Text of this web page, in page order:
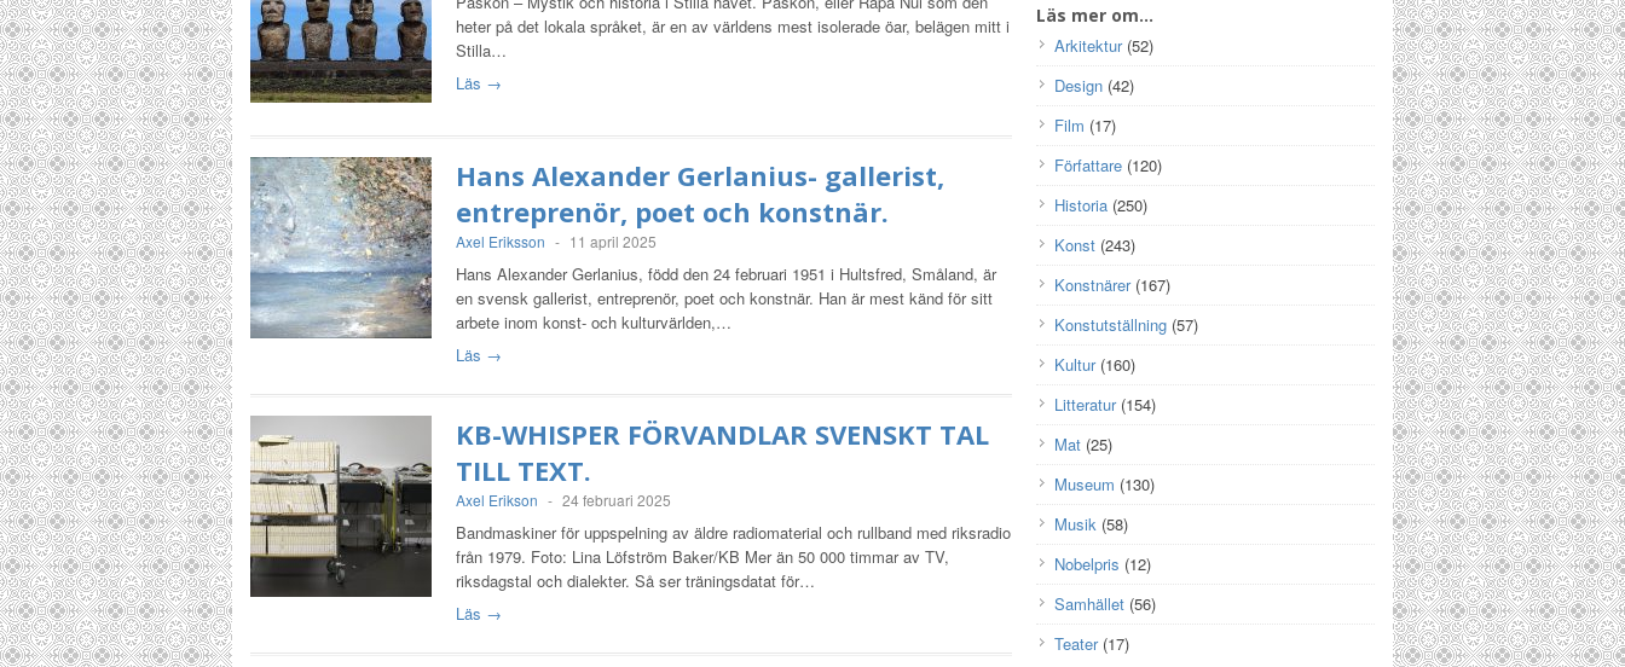
heter på det lokala språket, är en av världens mest isolerade öar, belägen mitt i
Stilla…
Läs →
Hans Alexander Gerlanius- gallerist,
entreprenör, poet och konstnär.
Axel Eriksson - 11 april 2025
Hans Alexander Gerlanius, född den 24 februari 1951 i Hultsfred, Småland, är
en svensk gallerist, entreprenör, poet och konstnär. Han är mest känd för sitt
arbete inom konst- och kulturvärlden,…
Läs →
KB-WHISPER FÖRVANDLAR SVENSKT TAL
TILL TEXT.
Axel Erikson - 24 februari 2025
Bandmaskiner för uppspelning av äldre radiomaterial och rullband med riksradio
från 1979. Foto: Lina Löfström Baker/KB Mer än 50 000 timmar av TV,
riksdagstal och dialekter. Så ser träningsdatat för…
Läs →
Läs mer om…
Arkitektur(52)
Design (42)
Film (17)
Författare (120)
Historia (250)
Konst (243)
Konstnärer(167)
Konstutställning (57)
Kultur(160)
Litteratur(154)
Mat (25)
Museum (130)
Musik (58)
Nobelpris (12)
Samhället (56)
Teater(17)